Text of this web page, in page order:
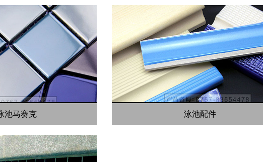
池马赛克 泳池配件